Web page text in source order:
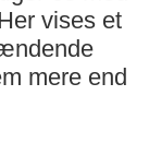
vises et
mere end